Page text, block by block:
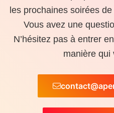
les prochaines soirées
Vous avez une
N’hésitez pas à entrer
manière qui